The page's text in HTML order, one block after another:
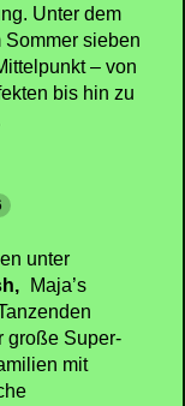
Unter dem
Sommer sieben
– von
bis hin zu